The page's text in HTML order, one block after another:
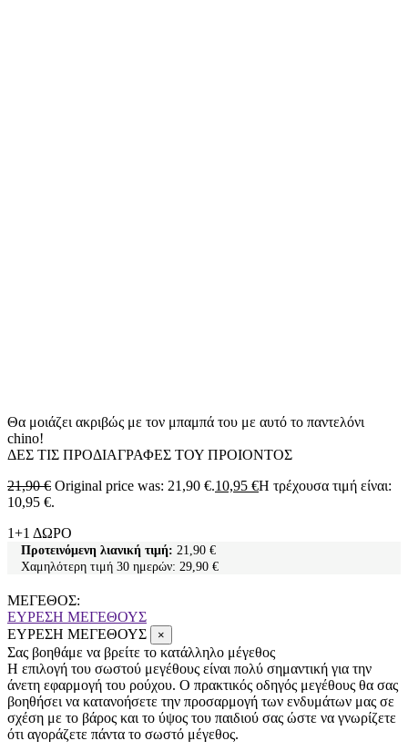
Θα μοιάζει ακριβώς με τον μπαμπά του με αυτό το παντελόνι
chino!
ΔΕΣ ΤΙΣ ΠΡΟΔΙΑΓΡΑΦΕΣ ΤΟΥ ΠΡΟΙΟΝΤΟΣ
21,90€ Original price was: 21,90 €.10,95 €Η τρέχουσα τιμή είναι:
10,95 €.
1+1 ΔΩΡΟ
Προτεινόμενη λιανική τιμή: 21,90 €
Χαμηλότερη τιμή 30 ημερών: 29,90 €
ΜΕΓΕΘΟΣ:
ΕΥΡΕΣΗ ΜΕΓΕΘΟΥΣ
ΕΥΡΕΣΗ ΜΕΓΕΘΟΥΣ
×
Σας βοηθάμε να βρείτε το κατάλληλο μέγεθος
Η επιλογή του σωστού μεγέθους είναι πολύ σημαντική για την
άνετη εφαρμογή του ρούχου. Ο πρακτικός οδηγός μεγέθους θα σας
βοηθήσει να κατανοήσετε την προσαρμογή των ενδυμάτων μας σε
σχέση με το βάρος και το ύψος του παιδιού σας ώστε να γνωρίζετε
ότι αγοράζετε πάντα το σωστό μέγεθος.